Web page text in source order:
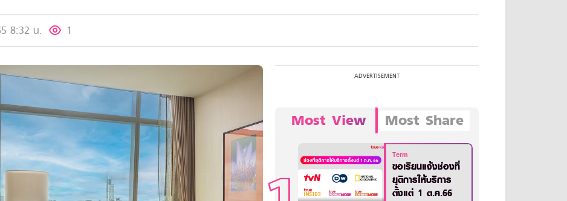
8:32 น. 1
Most View Most Share
Term
ขอเรียนแจ้งช่องที่
ยุติการให้บริการ
ตั้งแต่ 1 ต.ค.66